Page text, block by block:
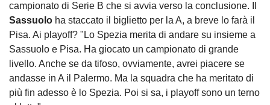
campionato di Serie B che si avvia verso la conclusione. Il
Sassuolo ha staccato il biglietto per la A, a breve lo farà il
Pisa. Ai playoff? "Lo Spezia merita di andare su insieme a
Sassuolo e Pisa. Ha giocato un campionato di grande
livello. Anche se da tifoso, ovviamente, avrei piacere se
andasse in A il Palermo. Ma la squadra che ha meritato di
più fin adesso è lo Spezia. Poi si sa, i playoff sono un terno